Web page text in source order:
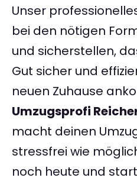
Unser
bei den nötigen
und sicherstellen,
Gut sicher und
neuen Zuhause
Umzugsprofi
macht deinen
stressfrei wie
noch heute und